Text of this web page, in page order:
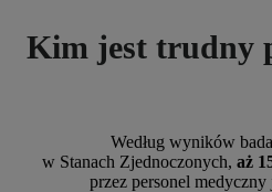
Kim jest trudny
Według wyników
w Stanach Zjednoczonych, aż
przez personel medyczny